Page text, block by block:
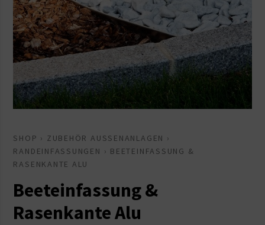
SHOP › ZUBEHÖR AUSSENANLAGEN
›
RANDEINFASSUNGEN › BEETEINFASSUNG &
RASENKANTE ALU
Beeteinfassung &
Rasenkante Alu